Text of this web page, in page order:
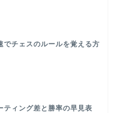
でチェスのルールを覚える方
ティング差と勝率の早見表